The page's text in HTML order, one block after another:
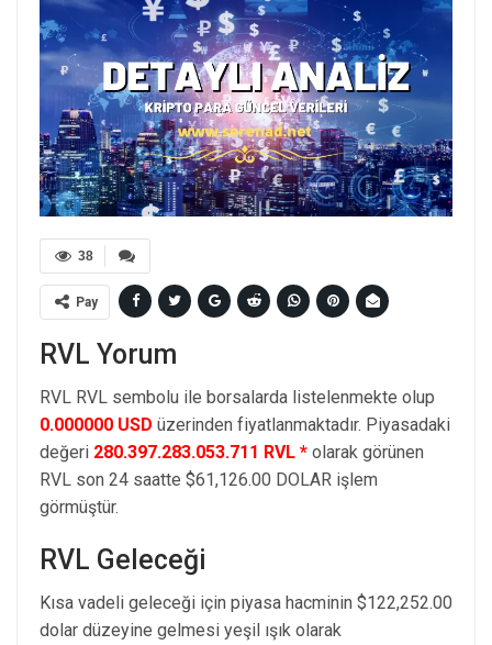
38
Pay
RVL Yorum
RVL RVL sembolu ile borsalarda listelenmekte olup
0.000000 USD üzerinden fiyatlanmaktadır. Piyasadaki
değeri 280.397.283.053.711 RVL * olarak görünen
RVL son 24 saatte $61,126.00 DOLAR işlem
görmüştür.
RVL Geleceği
Kısa vadeli geleceği için piyasa hacminin $122,252.00
dolar düzeyine gelmesi yeşil ışık olarak